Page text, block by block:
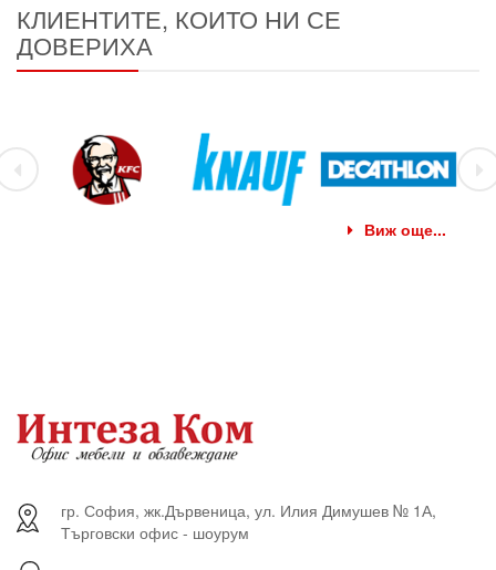
КЛИЕНТИТЕ, КОИТО НИ СЕ
ДОВЕРИХА
Виж още...
гр. София, жк.Дървеница, ул. Илия Димушев № 1А,
Търговски офис - шоурум